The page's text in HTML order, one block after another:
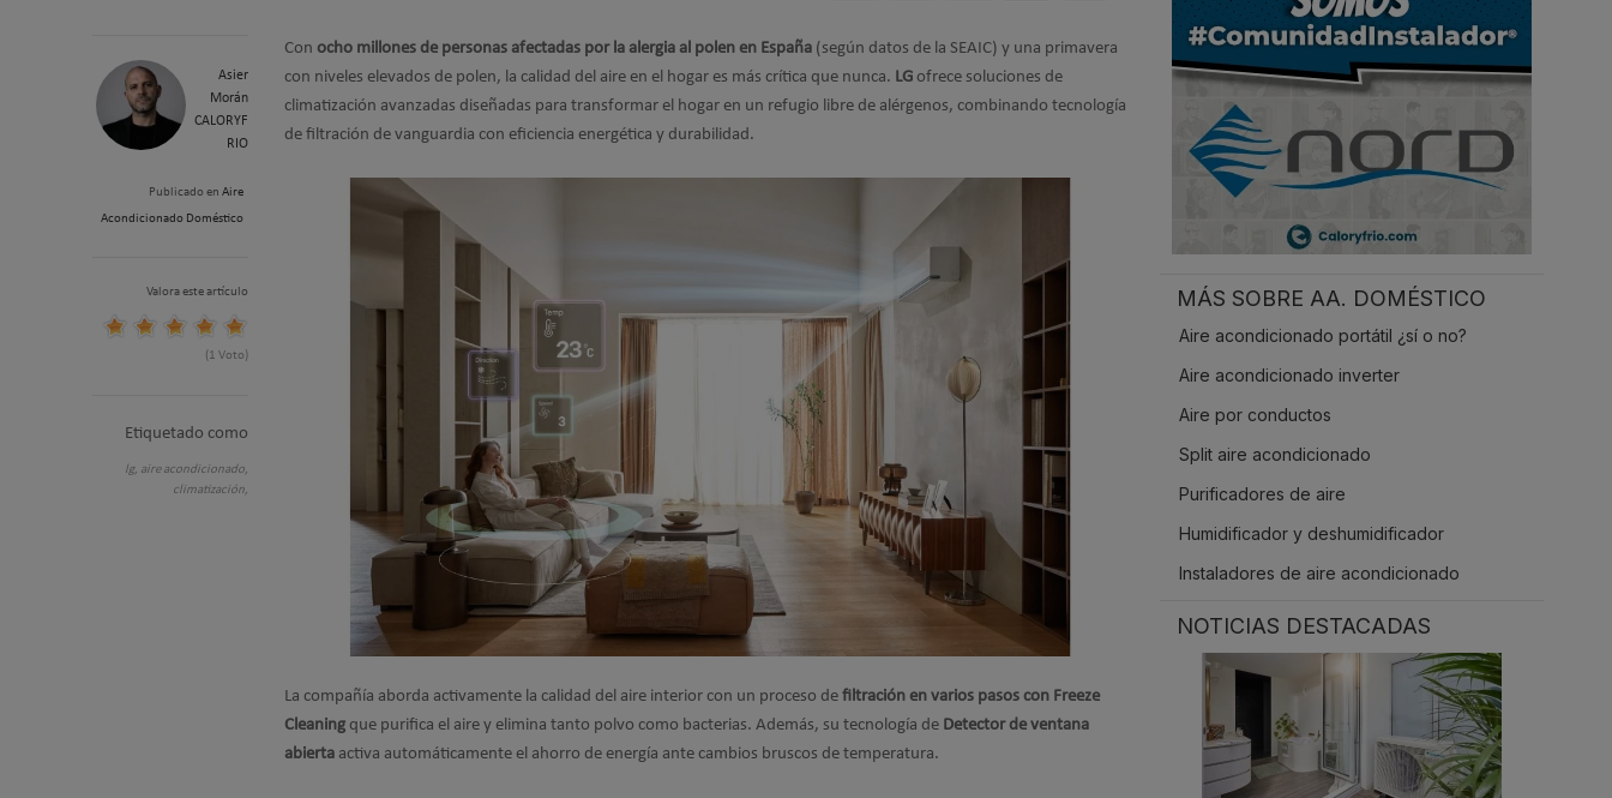
Asier
Morán
CALORYF
RIO
Publicado en Aire
Acondicionado Doméstico
Valora este artículo
(1 Voto)
Etiquetado como
lg, aire acondicionado,
climatización,
Con ocho millones de personas afectadas por la alergia al polen en España (según datos de la SEAIC) y una primavera
con niveles elevados de polen, la calidad del aire en el hogar es más crítica que nunca. LG ofrece soluciones de
climatización avanzadas diseñadas para transformar el hogar en un refugio libre de alérgenos, combinando tecnología
de filtración de vanguardia con eficiencia energética y durabilidad.
La compañía aborda activamente la calidad del aire interior con un proceso de filtración en varios pasos con Freeze
Cleaning que purifica el aire y elimina tanto polvo como bacterias. Además, su tecnología de Detector de ventana
abierta activa automáticamente el ahorro de energía ante cambios bruscos de temperatura.
MÁS SOBRE AA. DOMÉSTICO
Aire acondicionado portátil ¿sí o no?
Aire acondicionado inverter
Aire por conductos
Split aire acondicionado
Purificadores de aire
Humidificador y deshumidificador
Instaladores de aire acondicionado
NOTICIAS DESTACADAS